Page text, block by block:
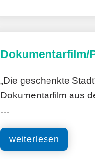
Dokumentarfilm/
„Die geschenkte
Dokumentarfilm aus
…
weiterlesen